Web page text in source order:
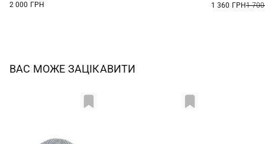
2 000 ГРН
1 360 ГРН1
ВАС МОЖЕ ЗАЦІКАВИТИ